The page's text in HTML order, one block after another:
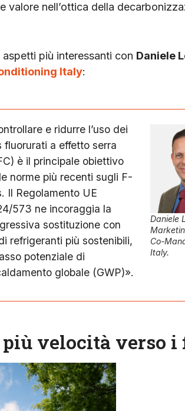
valore nell’ottica della
più interessanti con Daniele
Italy:
Daniele
Co-
Italy.
e ridurre l’uso dei
fluorurati a effetto serra
è il principale obiettivo
norme più recenti sugli F-
Il Regolamento UE
573 ne incoraggia la
sostituzione con
refrigeranti più sostenibili,
potenziale di
globale (GWP)».
più velocità verso